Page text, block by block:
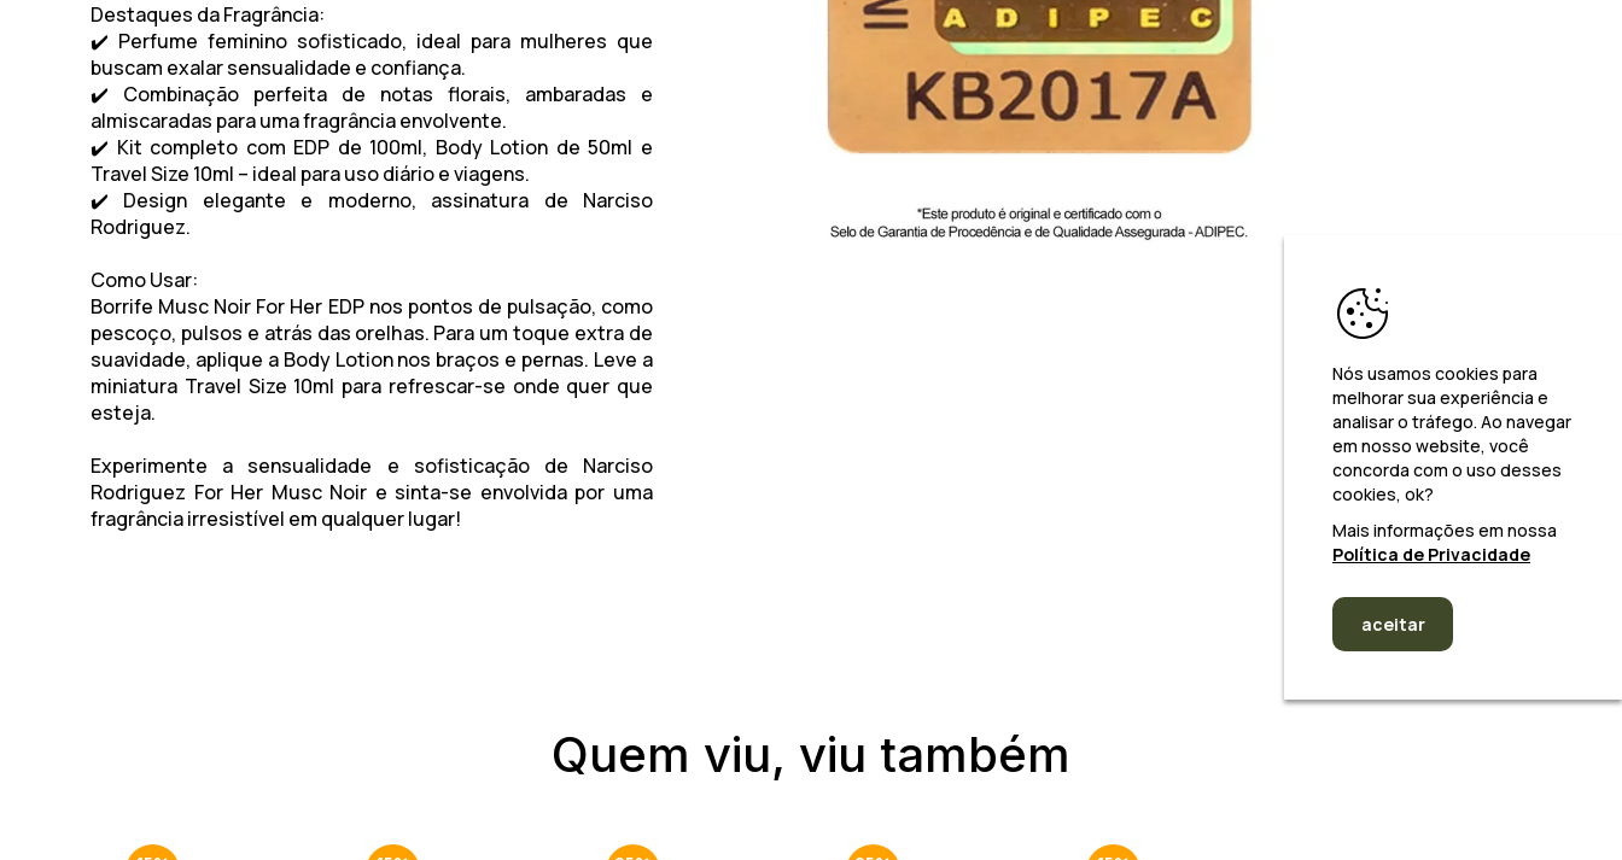
Destaques da Fragrância:
✔️ Perfume feminino sofisticado, ideal para mulheres que
buscam exalar sensualidade e confiança.
✔️ Combinação perfeita de notas florais, ambaradas e
almiscaradas para uma fragrância envolvente.
✔️ Kit completo com EDP de 100ml, Body Lotion de 50ml e
Travel Size 10ml – ideal para uso diário e viagens.
✔️ Design elegante e moderno, assinatura de Narciso
Rodriguez.
Como Usar:
Borrife Musc Noir For Her EDPnos pontos de pulsação, como
pescoço, pulsos e atrás das orelhas. Para um toque extra de
suavidade, aplique a Body Lotion nos braços e pernas. Leve a
miniatura Travel Size 10ml para refrescar-se onde quer que
esteja.
Experimente a sensualidade e sofisticação de Narciso
Rodriguez For Her Musc Noir e sinta-se envolvida por uma
fragrância irresistível em qualquer lugar!
Quem viu, viu também
Nós usamos cookies para
melhorar sua experiência e
analisar o tráfego. Ao navegar
em nosso website, você
concorda com o uso desses
cookies, ok?
Mais informações em nossa
Política de Privacidade
aceitar